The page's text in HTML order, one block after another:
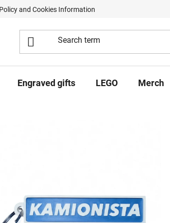
and Cookies Information
Engraved gifts LEGO Merch